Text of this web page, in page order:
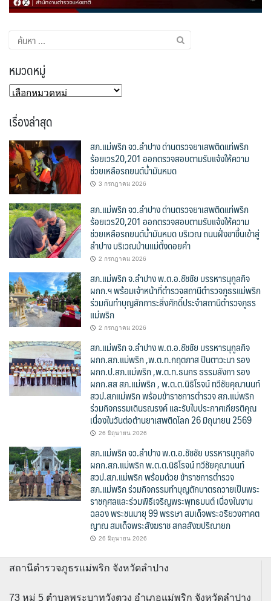
ค้นหา
สำหรับ:
หมวดหมู่
หมวด
เรื่องล่าสุด
สภ.แม่พริก จว.ลำปาง ด่านตรวจยาเสพติดแท่พริก
ร้อยเวร20,201 ออกตรวจสอบตามรับแจ้งให้ความ
ช่วยเหลือรถยนต์น้ำมันหมด
3 กรกฎาคม 2026
สภ.แม่พริก จว.ลำปาง ด่านตรวจยาเสพติดแท่พริก
ร้อยเวร20,201 ออกตรวจสอบตามรับแจ้งให้ความ
ช่วยเหลือรถยนต์น้ำมันหมด บริเวณ ถนนฝั่งขาขึ้นเข้าสู่
ลำปาง บริเวณบ้านแม่ตั๋งดอยคำ
2 กรกฎาคม 2026
สภ.แม่พริก จ.ลำปาง พ.ต.อ.ชัชชัย บรรหารนุกูลกิจ
ผกก.ฯ พร้อมเจ้าหน้าที่ตำรวจสถานีตำรวจภูธรแม่พริก
ร่วมกันทำบุญสักการะสิ่งศักดิ์ประจำสถานีตำรวจภูธร
แม่พริก
2 กรกฎาคม 2026
สภ.แม่พริก จ.ลำปาง พ.ต.อ.ชัชชัย บรรหารนุกูลกิจ
ผกก.สภ.แม่พริก ,พ.ต.ท.กฤตภาส ปินตาวะนา รอง
ผกก.ป.สภ.แม่พริก ,พ.ต.ท.ธนกร ธรรมลังกา รอง
ผกก.สส สภ.แม่พริก , พ.ต.ต.นิธิโรจน์ ทวีชัยคุณานนท์
สวป.สภแม่พริก พร้อมข้าราชการตำรวจ สภ.แม่พริก
ร่วมกิจกรรมเดินรณรงค์ และรับใบประกาศเกียรติคุณ
เนื่องในวันต่อต้านยาเสพติดโลก 26 มิถุนายน 2569
26 มิถุนายน 2026
สภ.แม่พริก จว.ลำปาง พ.ต.อ.ชัชชัย บรรหารนุกูลกิจ
ผกก.สภ.แม่พริก พ.ต.ต.นิธิโรจน์ ทวีชัยคุณานนท์
สวป.สภ.แม่พริก พร้อมด้วย ข้าราชการตำรวจ
สภ.แม่พริก ร่วมกิจกรรมทำบุญตักบาตรถวายเป็นพระ
ราชกุศลและร่วมพิธีเจริญพระพุทธมนต์ เนื่องในงาน
ฉลอง พระชนมายุ 99 พรรษา สมเด็จพระอริยวงศาคต
ญาณ สมเด็จพระสังฆราช สกลสังฆปริณายก
26 มิถุนายน 2026
สถานีตำรวจภูธรแม่พริก จังหวัดลำปาง
73 หมู่ 5 ตำบลพระบาทวังตวง อำเภอแม่พริก จังหวัดลำปาง